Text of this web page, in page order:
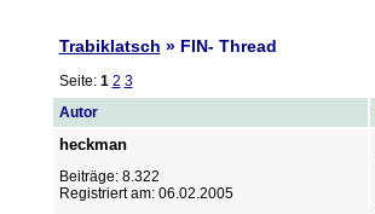
Trabiklatsch » FIN- Thread
Seite: 1 2 3
Autor
heckman
Beiträge: 8.322
Registriert am: 06.02.2005